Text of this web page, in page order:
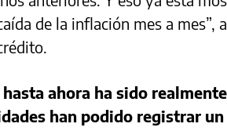
de la inflación mes a mes”,
ahora ha sido realmente
han podido registrar